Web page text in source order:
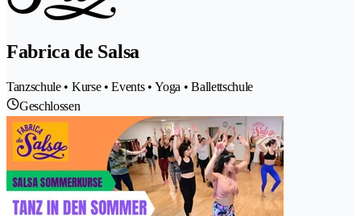
Fabrica de Salsa
Tanzschule • Kurse • Events • Yoga • Ballettschule
Geschlossen